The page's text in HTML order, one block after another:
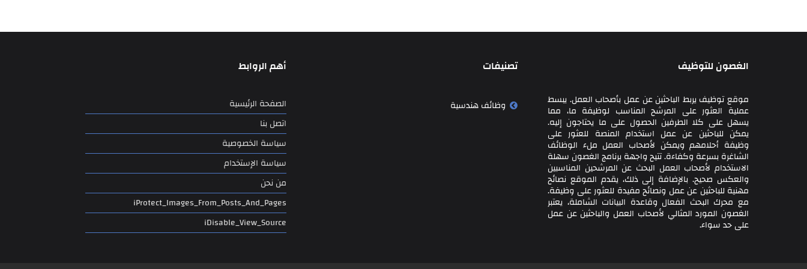
الغصون للتوظيف
موقع توظيف يربط الباحثين عن عمل بأصحاب العمل. يبسط
عملية العثور على المرشح المناسب لوظيفة ما، مما
يسهل على كلا الطرفين الحصول على ما يحتاجون إليه.
يمكن للباحثين عن عمل استخدام المنصة للعثور على
وظيفة أحلامهم ويمكن لأصحاب العمل ملء الوظائف
الشاغرة بسرعة وكفاءة. تتيح واجهة برنامج الغصون سهلة
الاستخدام لأصحاب العمل البحث عن المرشحين المناسبين
والعكس صحيح. بالإضافة إلى ذلك، يقدم الموقع نصائح
مهنية للباحثين عن عمل ونصائح مفيدة للعثور على وظيفة.
مع محرك البحث الفعال وقاعدة البيانات الشاملة، يعتبر
الغصون المورد المثالي لأصحاب العمل والباحثين عن عمل
على حد سواء.
تصنيفات
وظائف هندسية
أهم الروابط
الصفحة الرئيسية
اتصل بنا
سياسة الخصوصية
سياسة الإستخدام
من نحن
iProtect_Images_From_Posts_And_Pages
iDisable_View_Source